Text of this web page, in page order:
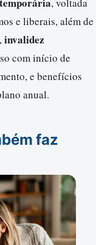
, voltada
e liberais, além de
,invalidez
com início de
e benefícios
anual.
faz